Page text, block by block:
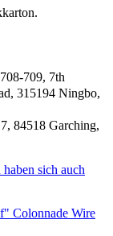
709, 7th
315194 Ningbo,
84518 Garching,
sich auch
Colonnade Wire